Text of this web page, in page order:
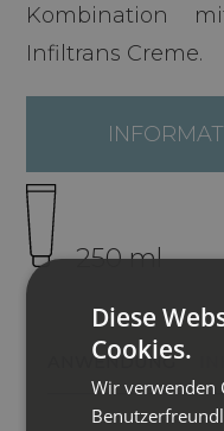
Kombination
Infiltrans Creme.
250 ml
ANWENDUNG
Diese
Cookies.
Wir verwenden